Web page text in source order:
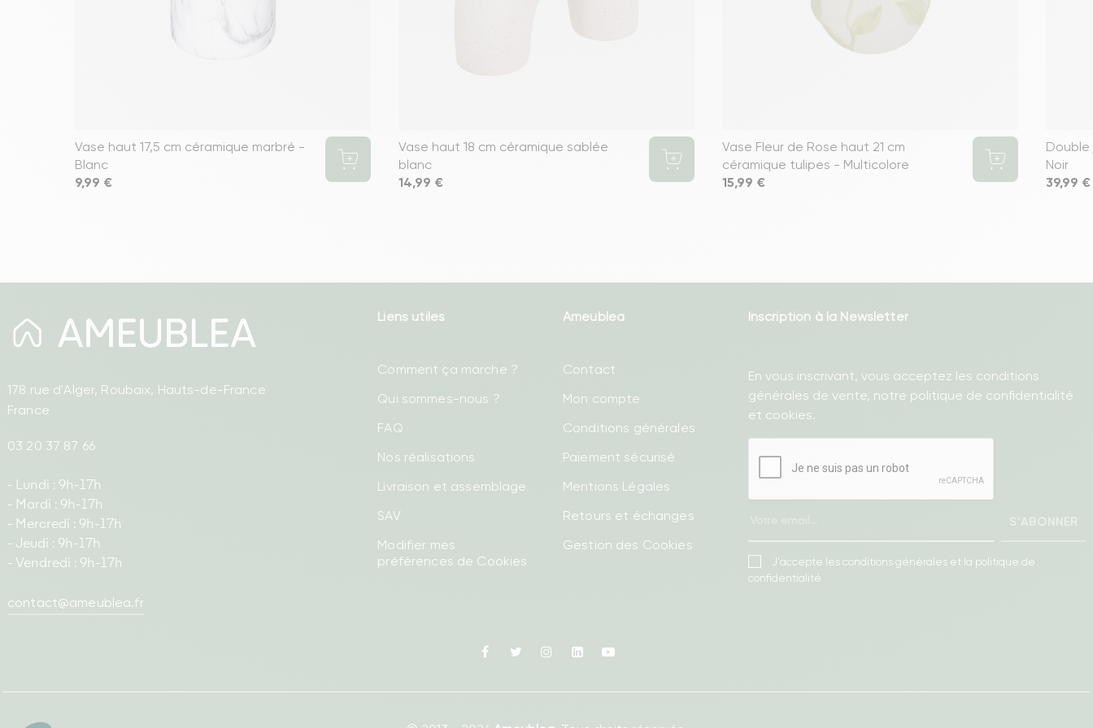
Vase haut 17,5 cm céramique marbré -
Blanc
Prix
9,99 €
Vase haut 18 cm céramique sablée
blanc
Prix
14,99 €
Vase Fleur de Rose haut 21 cm
céramique tulipes - Multicolore
Prix
15,99 €
Noir
Prix
39,99 €
178 rue d'Alger, Roubaix, Hauts-de-France
France
03 20 37 87 66
- Lundi : 9h-17h
- Mardi : 9h-17h
- Mercredi : 9h-17h
- Jeudi : 9h-17h
- Vendredi : 9h-17h
contact@ameublea.fr
Liens utiles
Comment ça marche ?
Qui sommes-nous ?
FAQ
Nos réalisations
Livraison et assemblage
SAV
Modifier mes
préférences de Cookies
Ameublea
Contact
Mon compte
Conditions générales
Paiement sécurisé
Mentions Légales
Retours et échanges
Gestion des Cookies
Inscription à la Newsletter
En vous inscrivant, vous acceptez les conditions
générales de vente, notre politique de confidentialité
et cookies.
S'ABONNER
J'accepte les conditions générales et la politique de
confidentialité
Facebook
Twitter InstagramLinkedin